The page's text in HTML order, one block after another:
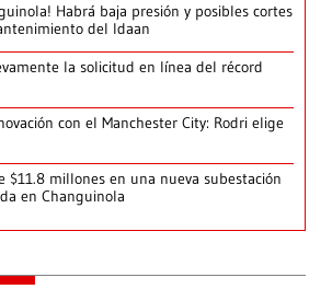
Habrá baja presión y posibles cortes
del Idaan
la solicitud en línea del récord
con el Manchester City: Rodri elige
$11.8 millones en una nueva subestación
en Changuinola